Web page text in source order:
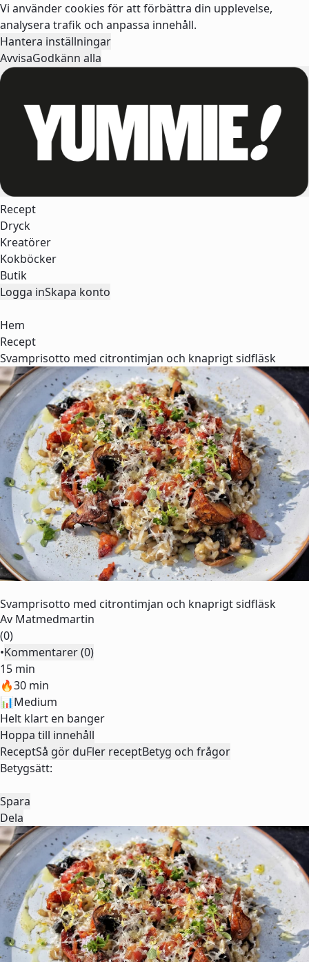
Vi använder cookies för att förbättra din upplevelse,
analysera trafik och anpassa innehåll.
Hantera inställningar
AvvisaGodkänn alla
Recept
Dryck
Kreatörer
Kokböcker
Butik
Logga inSkapa konto
Hem
Recept
Svamprisotto med citrontimjan och knaprigt sidfläsk
Svamprisotto med citrontimjan och knaprigt sidfläsk
Av Matmedmartin
(0)
•Kommentarer (0)
15 min
🔥30 min
📊Medium
Helt klart en banger
Hoppa till innehåll
ReceptSå gör duFler receptBetyg och frågor
Betygsätt:
Spara
Dela